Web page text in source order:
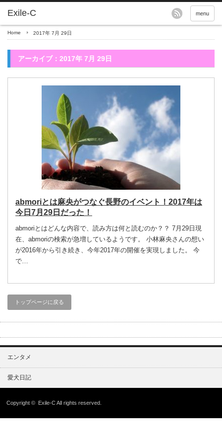
menu
Home 2017年 7月 29日
アーカイブ：2017年 7月 29日
abmoriとは麻央がつなぐ長野のイベント！2017年は
今日7月29日だった！
abmoriとはどんな内容で、読み方は何と読むのか？？ 7月29日現
在、abmoriの検索が急増しているようです。 小林麻央さんの想い
が2016年から引き続き、今年2017年の開催を実現しました。 今
で…
トップページに戻る
エンタメ
愛犬日記
Copyright © Exile-CAll rights reserved.